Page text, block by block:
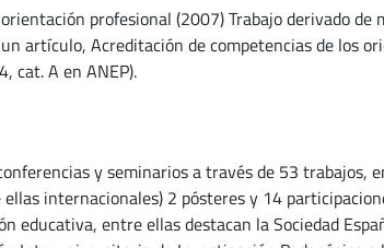
profesional (2007) Trabajo derivado de
artículo, Acreditación de competencias de los
cat. A en ANEP).
y seminarios a través de 53 trabajos,
internacionales) 2 pósteres y 14
educativa, entre ellas destacan la Sociedad